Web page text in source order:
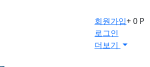
회원가입+ 0 P
로그인
더보기